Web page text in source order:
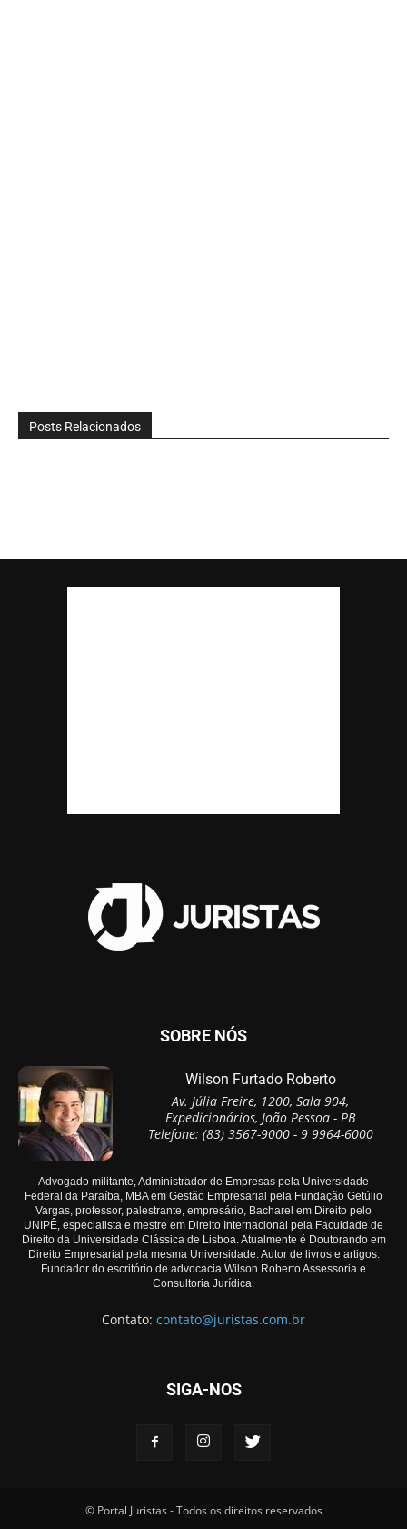
Posts Relacionados
SOBRE NÓS
Wilson Furtado Roberto
Av. Júlia Freire, 1200, Sala 904,
Expedicionários, João Pessoa - PB
Telefone: (83) 3567-9000 - 9 9964-6000
Advogado militante, Administrador de Empresas pela Universidade
Federal da Paraíba, MBA em Gestão Empresarial pela Fundação Getúlio
Vargas, professor, palestrante, empresário, Bacharel em Direito pelo
UNIPÊ, especialista e mestre em Direito Internacional pela Faculdade de
Direito da Universidade Clássica de Lisboa. Atualmente é Doutorando em
Direito Empresarial pela mesma Universidade. Autor de livros e artigos.
Fundador do escritório de advocacia Wilson Roberto Assessoria e
Consultoria Jurídica.
Contato: contato@juristas.com.br
SIGA-NOS
© Portal Juristas - Todos os direitos reservados